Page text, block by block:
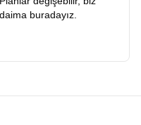
otellerde, leziz yemeklerde
anılarda fazlasıyla
seyahat planlamak
daima buradayız.